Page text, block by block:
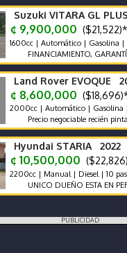
Suzuki VITARA GL
¢ 9,900,000 ($21,522)*
1600cc | Automático | Gasolina |
FINANCIAMIENTO, GARANTÍA.
Land Rover EVOQUE
¢ 8,600,000
2000cc | Automático | Gasolina
Precio negociable recién pintado
Hyundai STARIA 2022
¢ 10,500,000
2200cc | Manual | Diesel | 10 pas.
UNICO DUEÑO ESTA EN
PUBLICIDAD